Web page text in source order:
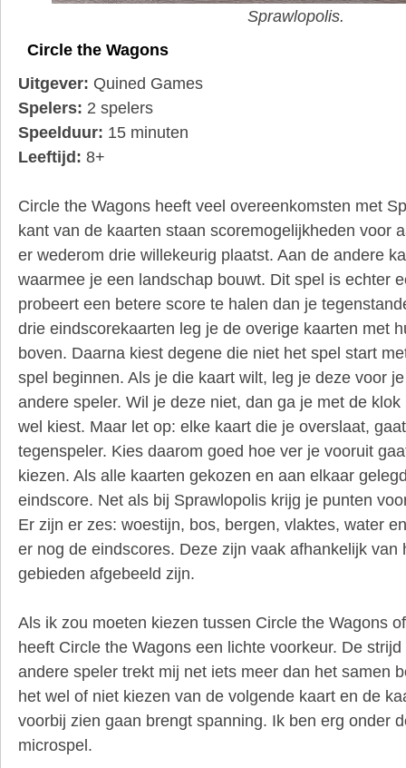
Sprawlopolis.
Circle the Wagons
Uitgever: Quined Games
Spelers: 2 spelers
Speelduur: 15 minuten
Leeftijd: 8+
Circle the Wagons heeft veel overeenkomsten met
kant van de kaarten staan scoremogelijkheden voor
er wederom drie willekeurig plaatst. Aan de andere
waarmee je een landschap bouwt. Dit spel is echter
probeert een betere score te halen dan je
drie eindscorekaarten leg je de overige kaarten met
boven. Daarna kiest degene die niet het spel start
spel beginnen. Als je die kaart wilt, leg je deze voor
andere speler. Wil je deze niet, dan ga je met de
wel kiest. Maar let op: elke kaart die je overslaat,
tegenspeler. Kies daarom goed hoe ver je vooruit
kiezen. Als alle kaarten gekozen en aan elkaar
eindscore. Net als bij Sprawlopolis krijg je punten
Er zijn er zes: woestijn, bos, bergen, vlaktes, water
er nog de eindscores. Deze zijn vaak afhankelijk van
gebieden afgebeeld zijn.
Als ik zou moeten kiezen tussen Circle the Wagons
heeft Circle the Wagons een lichte voorkeur. De
andere speler trekt mij net iets meer dan het samen
het wel of niet kiezen van de volgende kaart en de
voorbij zien gaan brengt spanning. Ik ben erg onder
microspel.